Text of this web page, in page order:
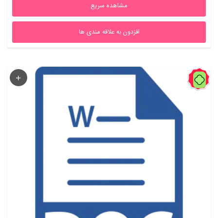
مشاهده سریع
افزدون به علاقه مندی ها
31%